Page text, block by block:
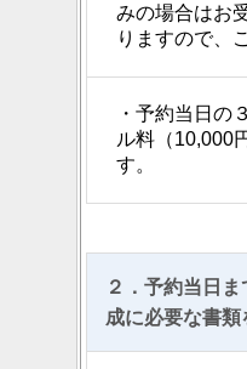
みの場合はお
りますので、
・予約当日の
ル料（10,000
す。
２．予約当日
成に必要な書類